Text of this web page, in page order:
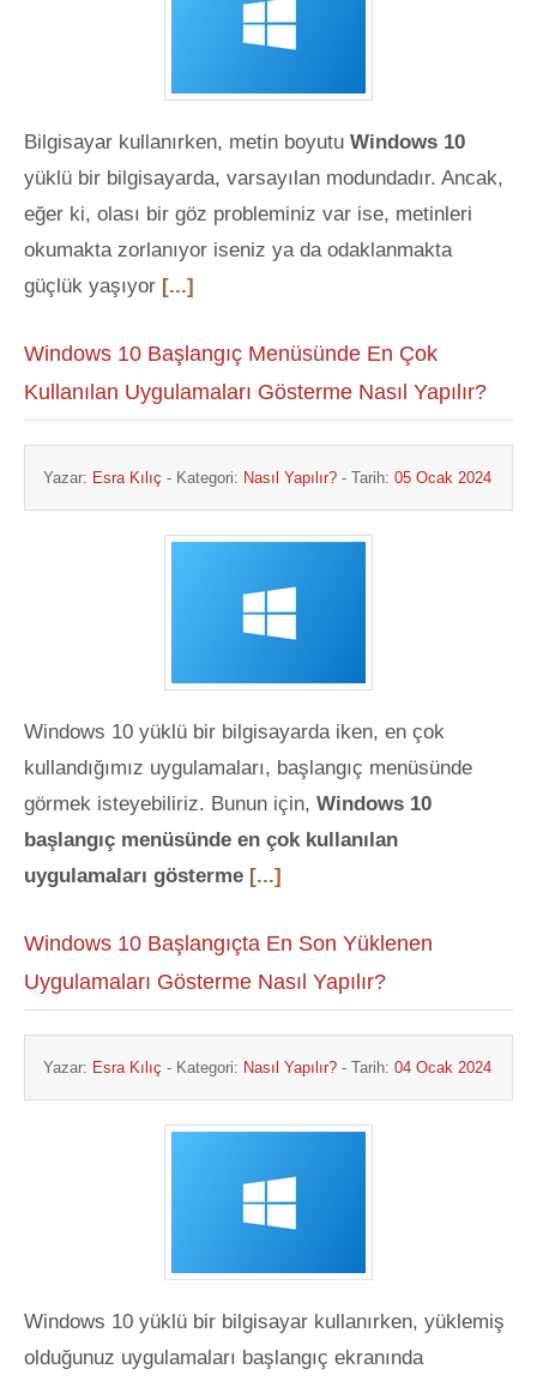
Bilgisayar kullanırken, metin boyutu Windows 10
yüklü bir bilgisayarda, varsayılan modundadır. Ancak,
eğer ki, olası bir göz probleminiz var ise, metinleri
okumakta zorlanıyor iseniz ya da odaklanmakta
güçlük yaşıyor [...]
Windows 10 Başlangıç Menüsünde En Çok
Kullanılan Uygulamaları Gösterme Nasıl Yapılır?
Yazar: Esra Kılıç - Kategori: Nasıl Yapılır? - Tarih: 05 Ocak 2024
Windows 10 yüklü bir bilgisayarda iken, en çok
kullandığımız uygulamaları, başlangıç menüsünde
görmek isteyebiliriz. Bunun için, Windows 10
başlangıç menüsünde en çok kullanılan
uygulamaları gösterme [...]
Windows 10 Başlangıçta En Son Yüklenen
Uygulamaları Gösterme Nasıl Yapılır?
Yazar: Esra Kılıç - Kategori: Nasıl Yapılır? - Tarih: 04 Ocak 2024
Windows 10 yüklü bir bilgisayar kullanırken, yüklemiş
olduğunuz uygulamaları başlangıç ekranında